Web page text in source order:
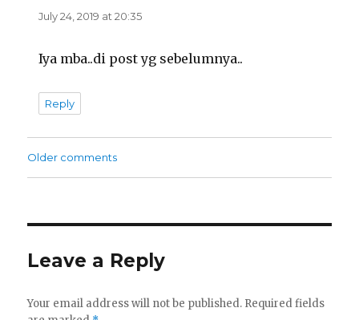
July 24, 2019 at 20:35
Iya mba..di post yg sebelumnya..
Reply
Comments
Older comments
Leave a Reply
Your email address will not be published. Required fields